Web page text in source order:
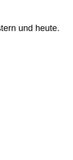
und heute.